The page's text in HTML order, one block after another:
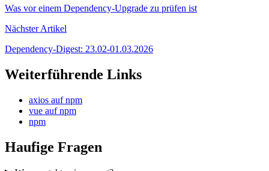
Was vor einem Dependency-Upgrade zu prüfen ist
Nächster Artikel
Dependency-Digest: 23.02-01.03.2026
Weiterführende Links
axios auf npm
vue auf npm
npm
Haufige Fragen